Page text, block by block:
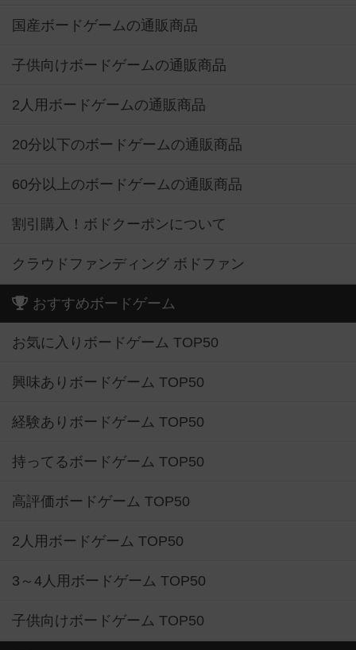
国産ボードゲームの通販商品
子供向けボードゲームの通販商品
2人用ボードゲームの通販商品
20分以下のボードゲームの通販商品
60分以上のボードゲームの通販商品
割引購入！ボドクーポンについて
クラウドファンディング ボドファン
おすすめボードゲーム
お気に入りボードゲーム TOP50
興味ありボードゲーム TOP50
経験ありボードゲーム TOP50
持ってるボードゲーム TOP50
高評価ボードゲーム TOP50
2人用ボードゲーム TOP50
3～4人用ボードゲーム TOP50
子供向けボードゲーム TOP50